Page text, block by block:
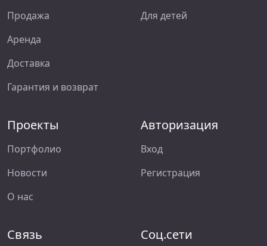
Продажа
Аренда
Доставка
Гарантия и возврат
Для детей
Проекты
Портфолио
Новости
О нас
Авторизация
Вход
Регистрация
Связь Соц.сети